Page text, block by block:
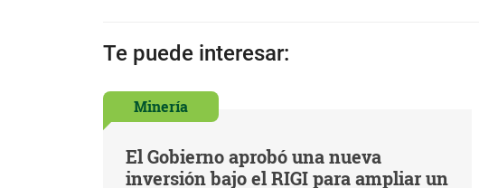
Te puede interesar:
Minería
El Gobierno aprobó una nueva
inversión bajo el RIGI para ampliar un